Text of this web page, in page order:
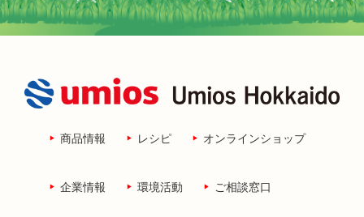
商品情報 レシピ オンラインショップ
企業情報 環境活動 ご相談窓口